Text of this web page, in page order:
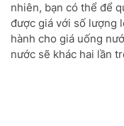
nhiên, bạn có thể để
được giá với số lượng
hành cho giá uống
nước sẽ khác hai lần